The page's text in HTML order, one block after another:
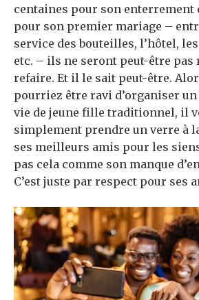
centaines pour son enterrement
pour son premier mariage –
service des bouteilles, l’hôtel,
etc. – ils ne seront peut-être pas
refaire. Et il le sait peut-être.
pourriez être ravi d’organiser
vie de jeune fille traditionnel, il
simplement prendre un verre à
ses meilleurs amis pour les
pas cela comme son manque
C’est juste par respect pour ses